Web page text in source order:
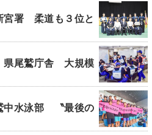
署 柔道も３位と
県尾鷲庁舎 大規模
中水泳部 〝最後の